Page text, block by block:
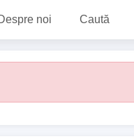
noi Caută